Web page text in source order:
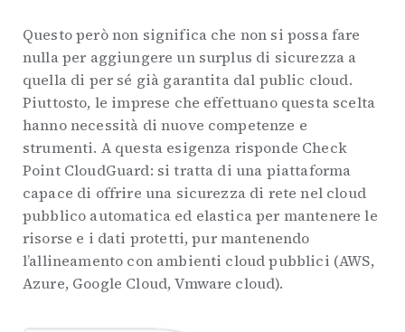
Questo però non significa che non si possa fare
nulla per aggiungere un surplus di sicurezza a
quella di per sé già garantita dal public cloud.
Piuttosto, le imprese che effettuano questa scelta
hanno necessità di nuove competenze e
strumenti. A questa esigenza risponde Check
Point CloudGuard: si tratta di una piattaforma
capace di offrire una sicurezza di rete nel cloud
pubblico automatica ed elastica per mantenere le
risorse e i dati protetti, pur mantenendo
l’allineamento con ambienti cloud pubblici (AWS,
Azure, Google Cloud, Vmware cloud).